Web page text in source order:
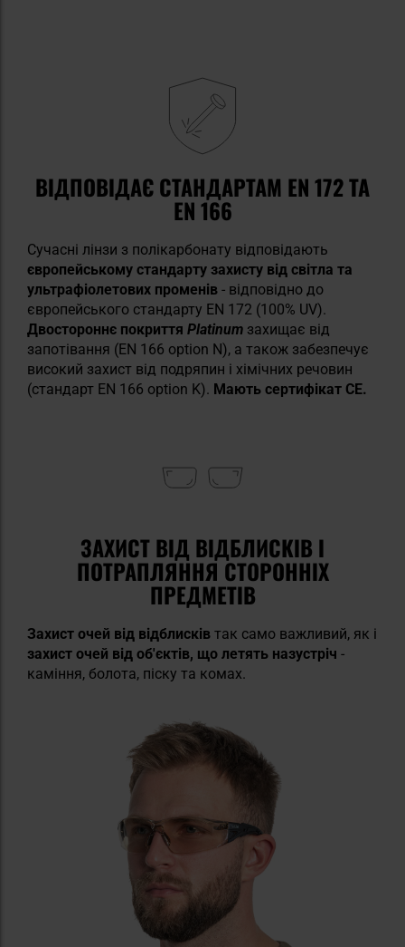
ВІДПОВІДАЄ СТАНДАРТАМ EN 172 ТА
EN 166
Сучасні лінзи з полікарбонату відповідають
європейському стандарту захисту від світла та
ультрафіолетових променів - відповідно до
європейського стандарту EN 172 (100% UV).
Двостороннє покриття Platinum захищає від
запотівання (EN 166 option N), а також забезпечує
високий захист від подряпин і хімічних речовин
(стандарт EN 166 option K). Мають сертифікат CE.
ЗАХИСТ ВІД ВІДБЛИСКІВ І
ПОТРАПЛЯННЯ СТОРОННІХ
ПРЕДМЕТІВ
Захист очей від відблисків так само важливий, як і
захист очей від об'єктів, що летять назустріч -
каміння, болота, піску та комах.